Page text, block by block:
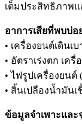
เต็มประสิทธิภาพแ
อาการเสียที่พบบ่อ
• เครื่องยนต์เดิน
• อัตราเร่งตก เค
• ไฟรูปเครื่องยนต์
• สิ้นเปลืองน้ำมัน
ข้อมูลจำเพาะแล